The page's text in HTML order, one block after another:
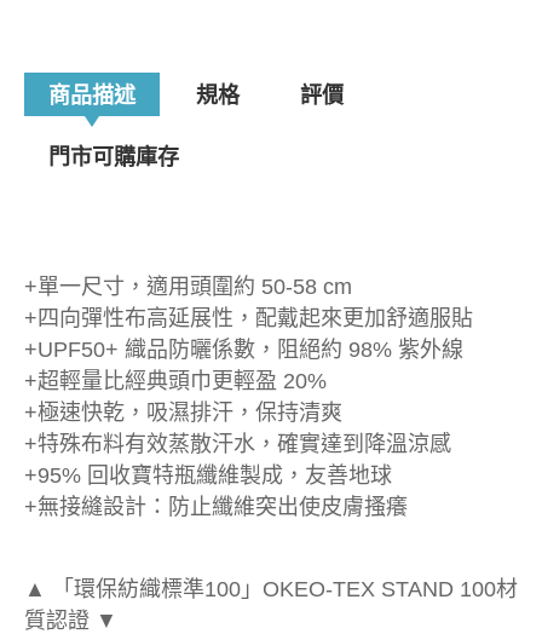
商品描述 規格 評價
門市可購庫存
+單一尺寸，適用頭圍約 50-58 cm
+四向彈性布高延展性，配戴起來更加舒適服貼
+UPF50+ 織品防曬係數，阻絕約 98% 紫外線
+超輕量比經典頭巾更輕盈 20%
+極速快乾，吸濕排汗，保持清爽
+特殊布料有效蒸散汗水，確實達到降溫涼感
+95% 回收寶特瓶纖維製成，友善地球
+無接縫設計：防止纖維突出使皮膚搔癢
▲ 「環保紡織標準100」OKEO-TEX STAND 100材
質認證 ▼